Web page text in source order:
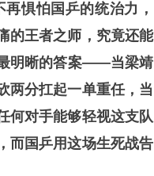
惧怕国乒的统治力，
的王者之师，究竟还能
明晰的答案——当梁靖
两分扛起一单重任，当
何对手能够轻视这支队
而国乒用这场生死战告